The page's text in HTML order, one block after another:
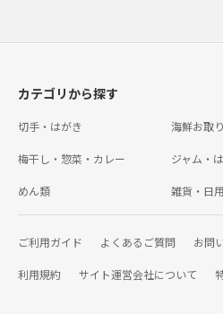
カテゴリから探す
切手・はがき 海鮮お取
梅干し・惣菜・カレー ジャム・
めん類 雑貨・日
ご利用ガイド よくあるご質問 お問
利用規約 サイト運営会社について